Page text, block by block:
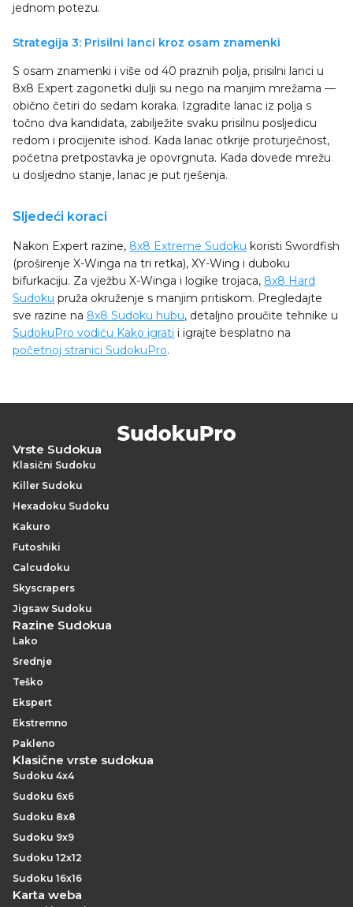
jednom potezu.
Strategija 3: Prisilni lanci kroz osam znamenki
S osam znamenki i više od 40 praznih polja, prisilni lanci u
8x8 Expert zagonetki dulji su nego na manjim mrežama —
obično četiri do sedam koraka. Izgradite lanac iz polja s
točno dva kandidata, zabilježite svaku prisilnu posljedicu
redom i procijenite ishod. Kada lanac otkrije proturječnost,
početna pretpostavka je opovrgnuta. Kada dovede mrežu
u dosljedno stanje, lanac je put rješenja.
Sljedeći koraci
Nakon Expert razine, 8x8 Extreme Sudoku koristi Swordfish
(proširenje X-Winga na tri retka), XY-Wing i duboku
bifurkaciju. Za vježbu X-Winga i logike trojaca, 8x8 Hard
Sudoku pruža okruženje s manjim pritiskom. Pregledajte
sve razine na 8x8 Sudoku hubu, detaljno proučite tehnike u
SudokuPro vodiču Kako igrati i igrajte besplatno na
početnoj stranici SudokuPro.
Vrste Sudokua
Klasični Sudoku
Killer Sudoku
Hexadoku Sudoku
Kakuro
Futoshiki
Calcudoku
Skyscrapers
Jigsaw Sudoku
Razine Sudokua
Lako
Srednje
Teško
Ekspert
Ekstremno
Pakleno
Klasične vrste sudokua
Sudoku 4x4
Sudoku 6x6
Sudoku 8x8
Sudoku 9x9
Sudoku 12x12
Sudoku 16x16
Karta weba